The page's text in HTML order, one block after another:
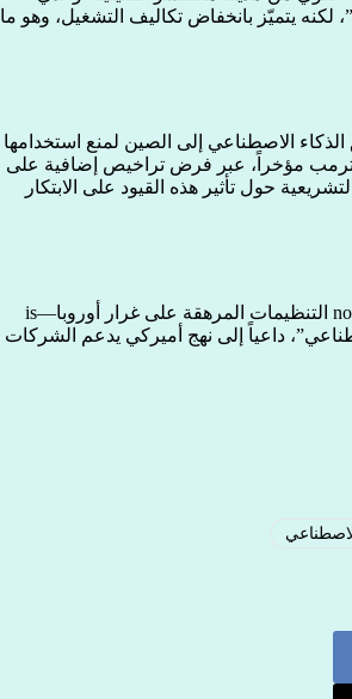
يتميّز بانخفاض تكاليف التشغيل، وهو ما
الاصطناعي إلى الصين لمنع استخدامها
ترمب مؤخراً، عبر فرض تراخيص إضافية على
حول تأثير هذه القيود على الابتكار
في ختام الجلسة، أكد السيناتور تيد كروز أن “الابتكار—not التنظيمات المرهقة على غرار أوروبا—is
داعياً إلى نهج أميركي يدعم الشركات